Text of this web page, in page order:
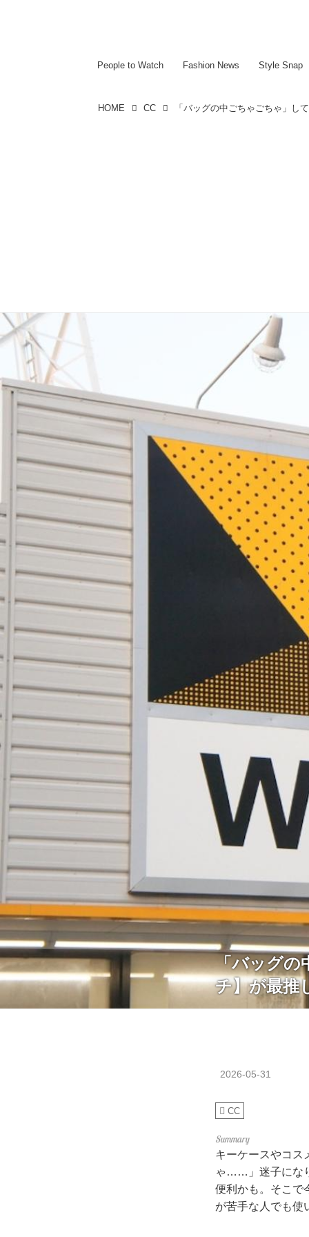
People to Watch Fashion News Style Snap
HOME CC
「バッグの
チ】が最推
2026-05-31
CC
キーケースやコス
ゃ……」迷子にな
便利かも。そこで
が苦手な人でも使